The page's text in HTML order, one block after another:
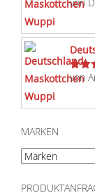
von
MARKEN